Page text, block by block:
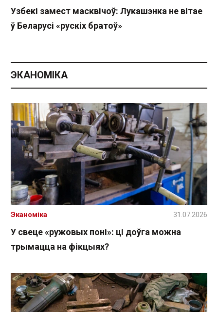
Узбекі замест масквічоў: Лукашэнка не вітае
ў Беларусі «рускіх братоў»
ЭКАНОМІКА
У свеце «ружовых поні»: ці доўга можна
трымацца на фікцыях?
Эканоміка 31.07.2026